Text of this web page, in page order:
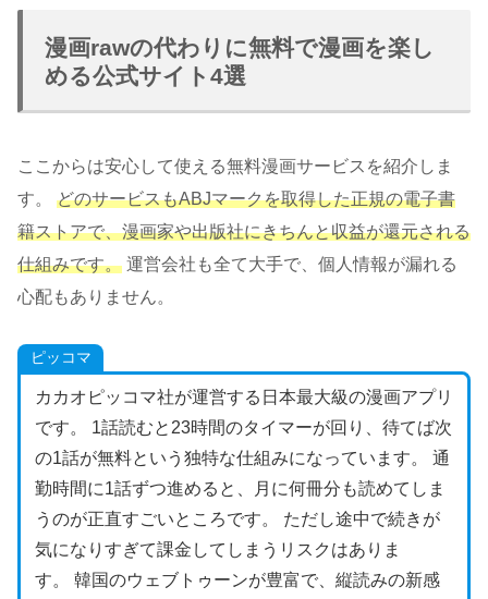
漫画rawの代わりに無料で漫画を楽し
める公式サイト4選
ここからは安心して使える無料漫画サービスを紹介しま
す。 どのサービスもABJマークを取得した正規の電子書
籍ストアで、漫画家や出版社にきちんと収益が還元される
仕組みです。 運営会社も全て大手で、個人情報が漏れる
心配もありません。
ピッコマ
カカオピッコマ社が運営する日本最大級の漫画アプリ
です。 1話読むと23時間のタイマーが回り、待てば次
の1話が無料という独特な仕組みになっています。 通
勤時間に1話ずつ進めると、月に何冊分も読めてしま
うのが正直すごいところです。 ただし途中で続きが
気になりすぎて課金してしまうリスクはありま
す。 韓国のウェブトゥーンが豊富で、縦読みの新感